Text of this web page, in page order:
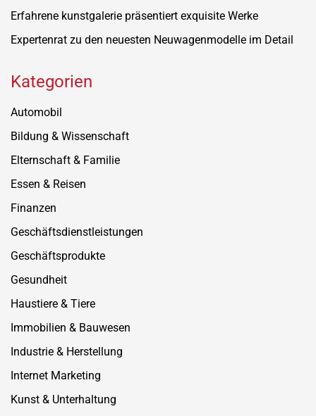
Erfahrene kunstgalerie präsentiert exquisite Werke
Expertenrat zu den neuesten Neuwagenmodelle im Detail
Kategorien
Automobil
Bildung & Wissenschaft
Elternschaft & Familie
Essen & Reisen
Finanzen
Geschäftsdienstleistungen
Geschäftsprodukte
Gesundheit
Haustiere & Tiere
Immobilien & Bauwesen
Industrie & Herstellung
Internet Marketing
Kunst & Unterhaltung